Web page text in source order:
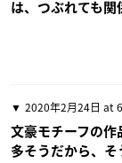
は、つぶれても関
2020年2月24日 at
文豪モチーフの作
多そうだから、そ